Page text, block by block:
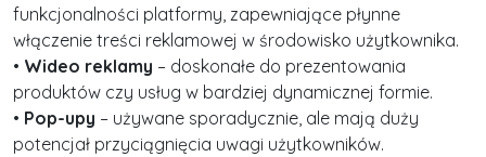
funkcjonalności platformy, zapewniające płynne
włączenie treści reklamowej w środowisko użytkownika.
• Wideo reklamy – doskonałe do prezentowania
produktów czy usług w bardziej dynamicznej formie.
• Pop-upy – używane sporadycznie, ale mają duży
potencjał przyciągnięcia uwagi użytkowników.